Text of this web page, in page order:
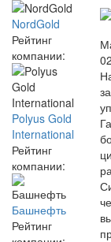
NordGold
Рейтинг
компании:
Polyus Gold
International
Рейтинг
компании:
Башнефть
Рейтинг